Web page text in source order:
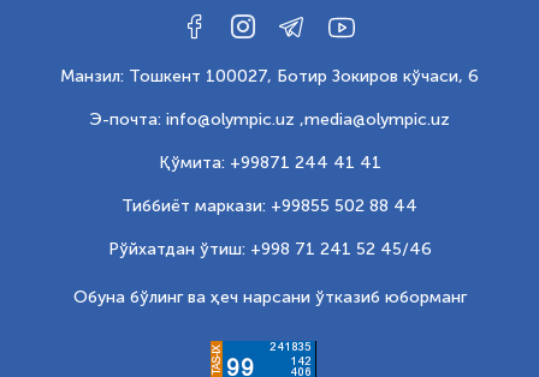
Манзил: Тошкент 100027, Ботир Зокиров кўчаси, 6
Э-почта: info@olympic.uz ,media@olympic.uz
Қўмита: +99871 244 41 41
Тиббиёт маркази: +99855 502 88 44
Рўйхатдан ўтиш: +998 71 241 52 45/46
Обуна бўлинг ва ҳеч нарсани ўтказиб юборманг